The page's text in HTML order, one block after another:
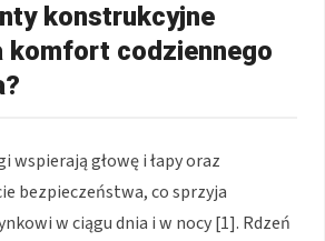
konstrukcyjne
komfort codziennego
wspierają głowę i łapy oraz
bezpieczeństwa, co sprzyja
w ciągu dnia i w nocy [1]. Rdzeń